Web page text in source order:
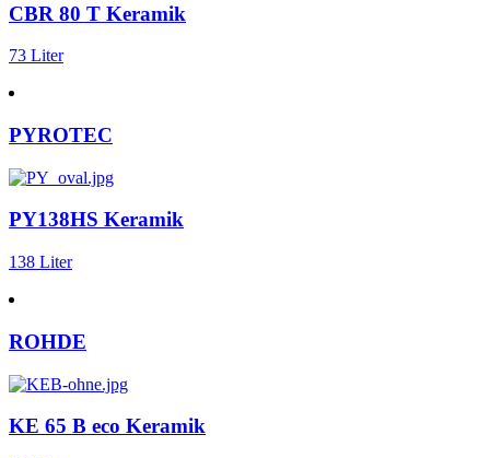
CBR 80 T Keramik
73 Liter
PYROTEC
PY138HS Keramik
138 Liter
ROHDE
KE 65 B eco Keramik